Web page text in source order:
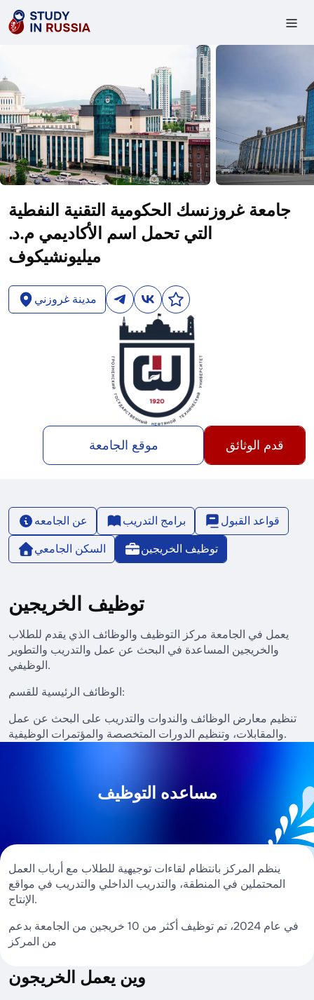
جامعة غروزنسك الحكومية التقنية النفطية
التي تحمل اسم الأكاديمي م.د.
ميليونشيكوف
مدينة غروزني
موقع الجامعة قدم الوثائق
عن الجامعه برامج التدريب
قواعد القبول
السكن الجامعي
توظيف الخريجين
توظيف الخريجين
يعمل في الجامعة مركز التوظيف والوظائف الذي يقدم للطلاب
والخريجين المساعدة في البحث عن عمل والتدريب والتطوير
الوظيفي.
الوظائف الرئيسية للقسم:
تنظيم معارض الوظائف والندوات والتدريب على البحث عن عمل
والمقابلات، وتنظيم الدورات المتخصصة والمؤتمرات الوظيفية.
مساعده التوظيف
ينظم المركز بانتظام لقاءات توجيهية للطلاب مع أرباب العمل
المحتملين في المنطقة، والتدريب الداخلي والتدريب في مواقع
الإنتاج.
في عام 2024، تم توظيف أكثر من 10 خريجين من الجامعة بدعم
من المركز
وين يعمل الخريجون